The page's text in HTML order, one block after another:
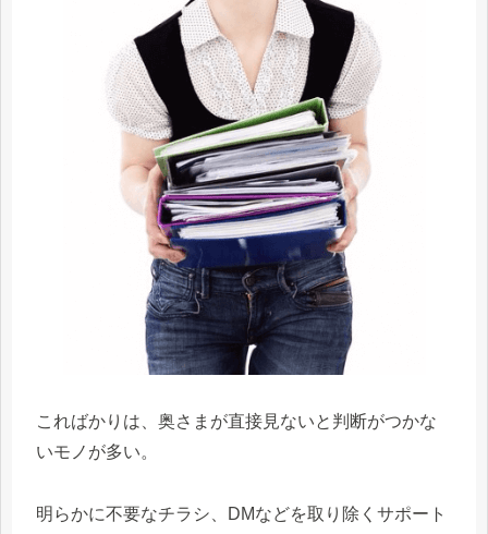
こればかりは、奥さまが直接見ないと判断がつかな
いモノが多い。
明らかに不要なチラシ、DMなどを取り除くサポート